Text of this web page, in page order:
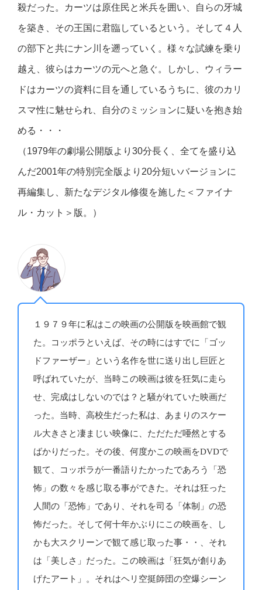
殺だった。カーツは原住民と米兵を囲い、自らの牙城
を築き、その王国に君臨しているという。そして４人
の部下と共にナン川を遡っていく。様々な試練を乗り
越え、彼らはカーツの元へと急ぐ。しかし、ウィラー
ドはカーツの資料に目を通しているうちに、彼のカリ
スマ性に魅せられ、自分のミッションに疑いを抱き始
める・・・
（1979年の劇場公開版より30分長く、全てを盛り込
んだ2001年の特別完全版より20分短いバージョンに
再編集し、新たなデジタル修復を施した＜ファイナ
ル・カット＞版。）
１９７９年に私はこの映画の公開版を映画館で観
た。コッポラといえば、その時にはすでに「ゴッ
ドファーザー」という名作を世に送り出し巨匠と
呼ばれていたが、当時この映画は彼を狂気に走ら
せ、完成はしないのでは？と騒がれていた映画だ
った。当時、高校生だった私は、あまりのスケー
ル大きさと凄まじい映像に、ただただ唖然とする
ばかりだった。その後、何度かこの映画をDVDで
観て、コッポラが一番語りたかったであろう「恐
怖」の数々を感じ取る事ができた。それは狂った
人間の「恐怖」であり、それを司る「体制」の恐
怖だった。そして何十年かぶりにこの映画を、し
かも大スクリーンで観て感じ取った事・・、それ
は「美しさ」だった。この映画は「狂気が創りあ
げたアート」。それはヘリ空挺師団の空爆シーン